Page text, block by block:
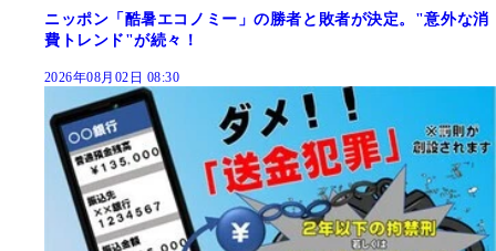
ニッポン「酷暑エコノミー」の勝者と敗者が決定。"意外な消
費トレンド"が続々！
2026年08月02日 08:30